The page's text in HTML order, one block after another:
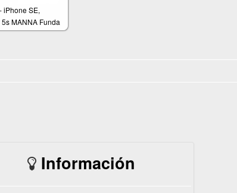
iPhone SE,
MANNA Funda
de piel
Información